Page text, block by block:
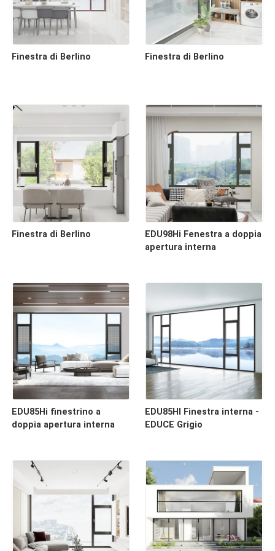
Finestra di Berlino Finestra di Berlino
Finestra di Berlino
EDU98Hi Fenestra a doppia
apertura interna
EDU85Hi finestrino a
doppia apertura interna
EDU85HI Finestra interna -
EDUCE Grigio